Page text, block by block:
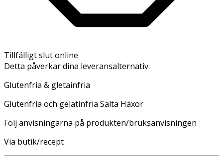
Tillfälligt slut online
Detta påverkar dina leveransalternativ.
Glutenfria & gletainfria
Glutenfria och gelatinfria Salta Häxor
Följ anvisningarna på produkten/bruksanvisningen
Via butik/recept